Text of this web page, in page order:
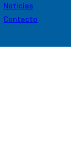
Noticias
Contacto